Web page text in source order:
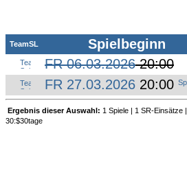
TeamSL Spielbeginn
FR 06.03.202620:00
FR 27.03.2026 20:00
Ergebnis dieser Auswahl: 1 Spiele | 1 SR-Einsätze |
30:$30tage